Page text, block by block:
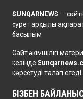
SUNQARNEWS —
сурет арқылы
басылым.
Сайт әкімшілігі
кезінде
көрсетуді талап етеді.
БІЗБЕН БАЙЛАНЫС